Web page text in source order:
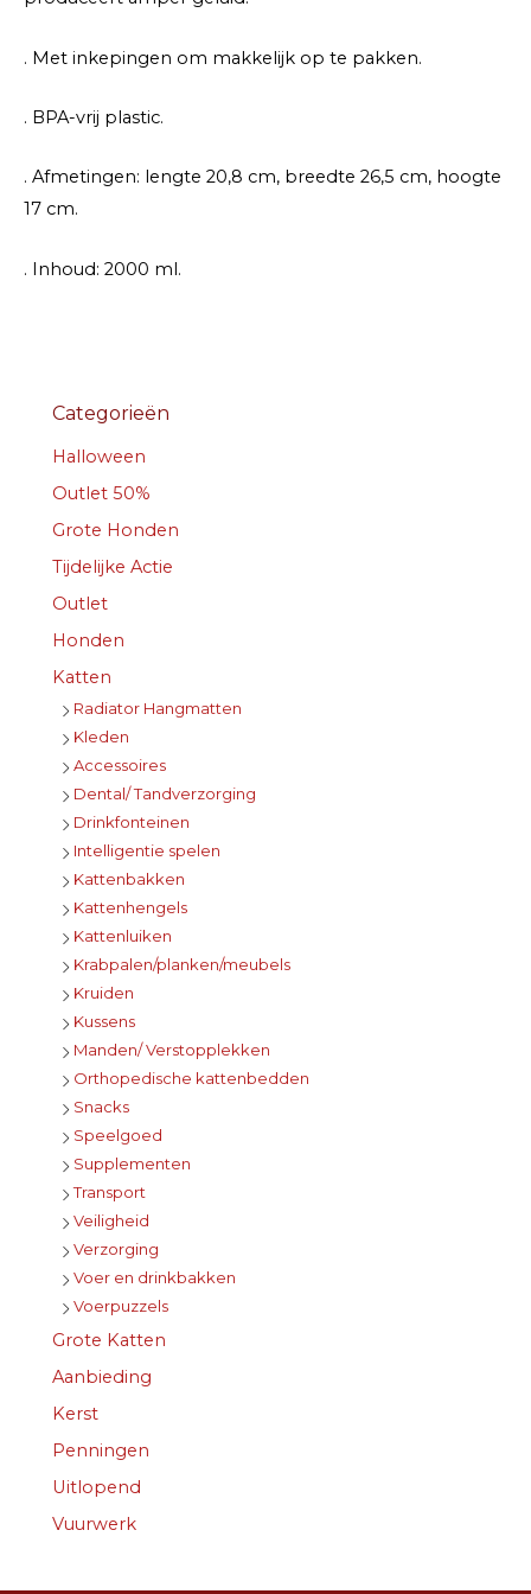
. Met inkepingen om makkelijk op te pakken.
. BPA-vrij plastic.
. Afmetingen: lengte 20,8 cm, breedte 26,5 cm, hoogte
17 cm.
. Inhoud: 2000 ml.
Categorieën
Halloween
Outlet 50%
Grote Honden
Tijdelijke Actie
Outlet
Honden
Katten
Radiator Hangmatten
Kleden
Accessoires
Dental/ Tandverzorging
Drinkfonteinen
Intelligentie spelen
Kattenbakken
Kattenhengels
Kattenluiken
Krabpalen/planken/meubels
Kruiden
Kussens
Manden/ Verstopplekken
Orthopedische kattenbedden
Snacks
Speelgoed
Supplementen
Transport
Veiligheid
Verzorging
Voer en drinkbakken
Voerpuzzels
Grote Katten
Aanbieding
Kerst
Penningen
Uitlopend
Vuurwerk